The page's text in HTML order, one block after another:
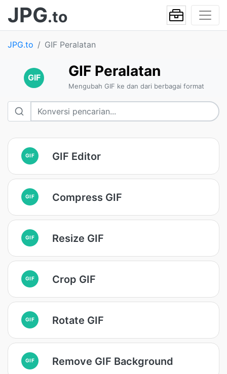
JPG.to
JPG.to GIF Peralatan
GIF GIF Peralatan
Mengubah GIF ke dan dari berbagai format
GIF GIF Editor
GIF Compress GIF
GIF Resize GIF
GIF Crop GIF
GIF Rotate GIF
GIF Remove GIF Background